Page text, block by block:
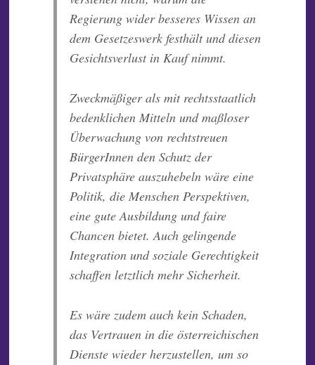
Regierung wider besseres Wissen an
dem Gesetzeswerk festhält und diesen
Gesichtsverlust in Kauf nimmt.
Zweckmäßigerals mit rechtsstaatlich
bedenklichen Mitteln und maßloser
Überwachung von rechtstreuen
BürgerInnen den Schutz der
Privatsphäre auszuhebeln wäre eine
Politik, die Menschen Perspektiven,
eine gute Ausbildung und faire
Chancenbietet. Auch gelingende
Integration und soziale Gerechtigkeit
schaffen letztlich mehr Sicherheit.
Es wäre zudem auch kein Schaden,
das Vertrauen in die österreichischen
Dienste wieder herzustellen, um so